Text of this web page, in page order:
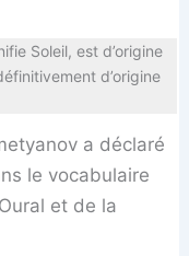
Soleil, est d’origine
d’origine
a déclaré
le vocabulaire
et de la